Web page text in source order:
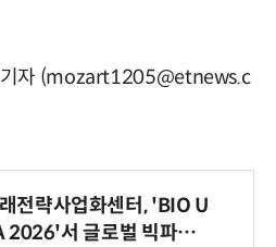
기자 (mozart1205@etnews.c
전략사업화센터, 'BIO U
2026'서 글로벌 빅파마